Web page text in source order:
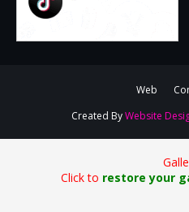
Web
Created ByWebsite
Click to restore your